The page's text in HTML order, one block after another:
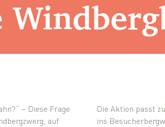
– Diese Frage
auf
Die Aktion passt
ins